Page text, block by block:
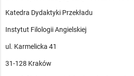
Katedra Dydaktyki Przekładu
Instytut Filologii Angielskiej
ul. Karmelicka 41
31-128 Kraków